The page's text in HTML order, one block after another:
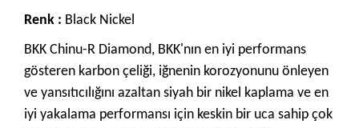
Renk : Black Nickel
BKK Chinu-R Diamond, BKK'nın en iyi performans
gösteren karbon çeliği, iğnenin korozyonunu önleyen
ve yansıtıcılığını azaltan siyah bir nikel kaplama ve en
iyi yakalama performansı için keskin bir uca sahip çok